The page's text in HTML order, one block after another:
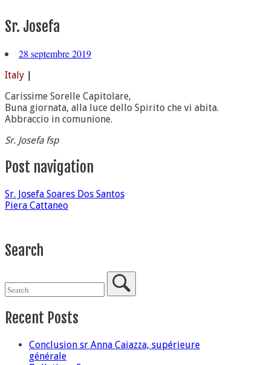
Sr. Josefa
28 septembre 2019
Italy
Carissime Sorelle Capitolare,
Buna giornata, alla luce dello Spirito che vi abita.
Abbraccio in comunione.
Sr. Josefa fsp
Post navigation
Sr. Josefa Soares Dos Santos
Piera Cattaneo
Search
Recent Posts
Conclusion sr Anna Caiazza, supérieure
générale